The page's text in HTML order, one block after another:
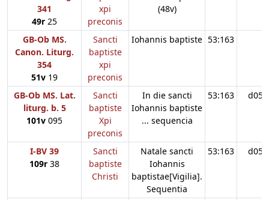
341
49r 25
xpi
preconis
(48v)
GB-Ob MS.
Canon. Liturg.
354
51v 19
Sancti
baptiste
xpi
preconis
Iohannis baptiste 53:163
GB-Ob MS. Lat.
liturg. b. 5
101v 095
Sancti
baptiste
Xpi
preconis
In die sancti
Iohannis baptiste
... sequencia
53:163 d05
I-BV 39
109r 38
Sancti
baptiste
Christi
Natale sancti
Iohannis
baptistae[Vigilia].
Sequentia
53:163 d05